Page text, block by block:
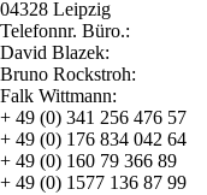
04328 Leipzig
Telefonnr. Büro.:
David Blazek:
Bruno Rockstroh:
Falk Wittmann:
+ 49 (0) 341 256 476 57
+ 49 (0) 176 834 042 64
+ 49 (0) 160 79 366 89
+ 49 (0) 1577 136 87 99